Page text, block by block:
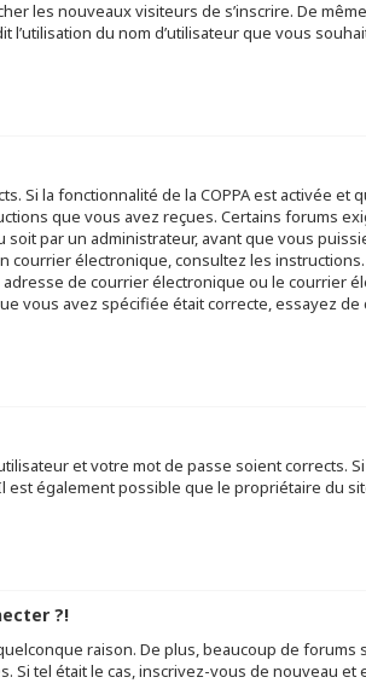
les nouveaux visiteurs de s’inscrire. De
du nom d’utilisateur que vous
Si la fonctionnalité de la COPPA est activée et
que vous avez reçues. Certains forums
par un administrateur, avant que vous
courrier électronique, consultez les
de courrier électronique ou le courrier
vous avez spécifiée était correcte, essayez de
et votre mot de passe soient corrects.
également possible que le propriétaire du
?!
raison. De plus, beaucoup de forums
tel était le cas, inscrivez-vous de nouveau et